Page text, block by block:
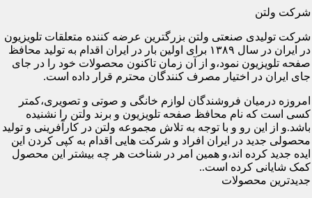
شرکت ولتن
شرکت تولیدی صنعتی ولتن بزرگترین عرضه کننده متعلقات تلویزیون
در ایران در سال ۱۳۸۹ برای اولین بار در ایران اقدام به تولید محافظ
صفحه تلویزیون نمود،و از آن زمان تاکنون محصولات خود را در جای
جای ایران در اختیار مصرف کنندگان محترم قرار داده است.
امروزه درمیان فروشندگان لوازم خانگی و صوتی و تصویری،کمتر
کسی است که نام محافظ صفحه تلویزیون و برند ولتن را نشنیده
باشد.و از این رو و با توجه به تلاش مجموعه ولتن در کارآفرینی و تولید
محصولی جدید در ایران افراد و شرکت هایی اقدام به کپی کردن این
ایده جدید کرده اند،و همین امر در شناخت هر چه بیشتر این محصول
کمک شایانی کرده است..
جدیدترین محصولات